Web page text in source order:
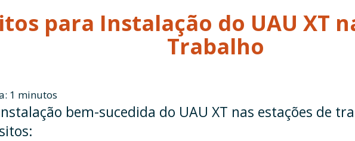
para Instalação do UAU XT
Trabalho
bem-sucedida do UAU XT nas estações de